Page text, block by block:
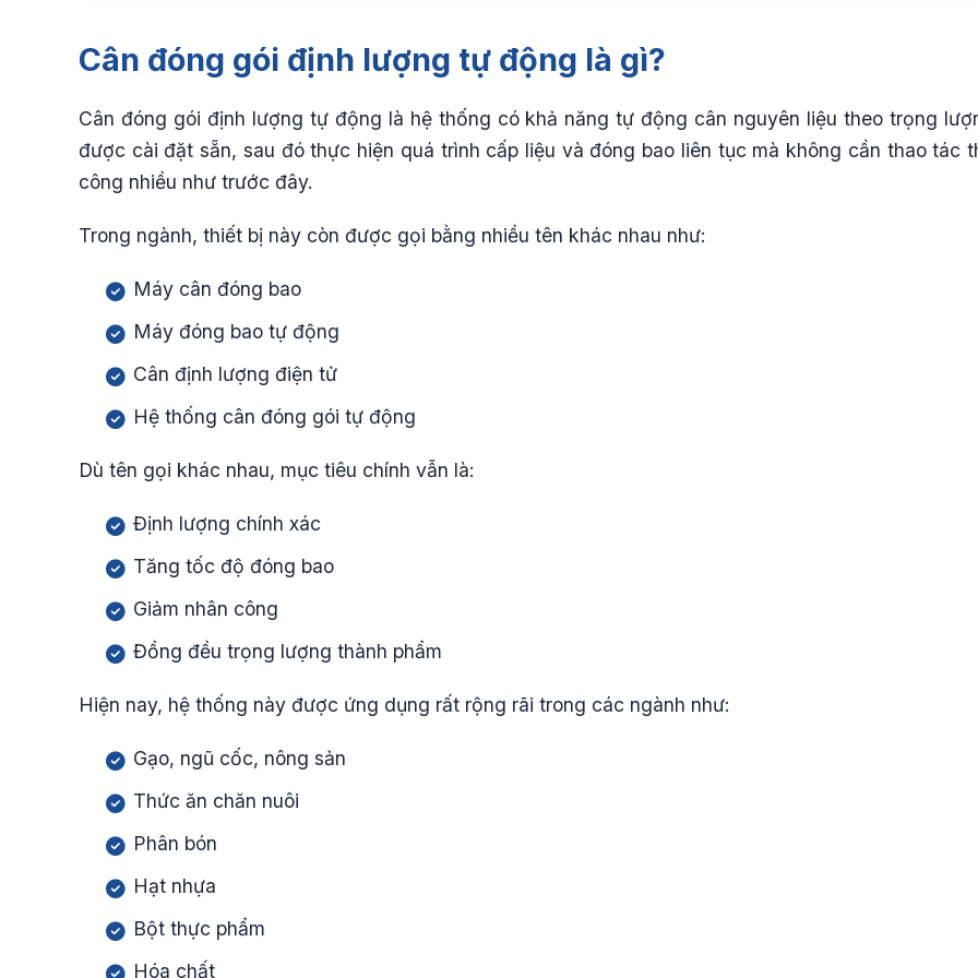
Cân đóng gói định lượng tự động là gì?
Cân đóng gói định lượng tự động là hệ thống có khả năng tự động cân nguyên liệu theo trọng
được cài đặt sẵn, sau đó thực hiện quá trình cấp liệu và đóng bao liên tục mà không cần thao tác
công nhiều như trước đây.
Trong ngành, thiết bị này còn được gọi bằng nhiều tên khác nhau như:
Máy cân đóng bao
Máy đóng bao tự động
Cân định lượng điện tử
Hệ thống cân đóng gói tự động
Dù tên gọi khác nhau, mục tiêu chính vẫn là:
Định lượng chính xác
Tăng tốc độ đóng bao
Giảm nhân công
Đồng đều trọng lượng thành phẩm
Hiện nay, hệ thống này được ứng dụng rất rộng rãi trong các ngành như:
Gạo, ngũ cốc, nông sản
Thức ăn chăn nuôi
Phân bón
Hạt nhựa
Bột thực phẩm
Hóa chất